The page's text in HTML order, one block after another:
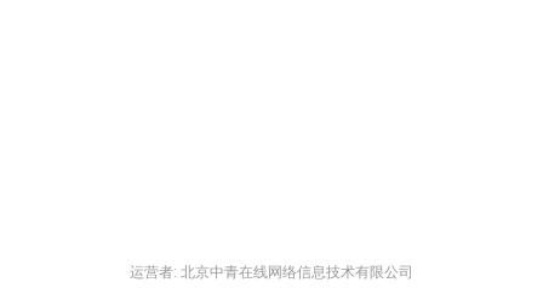
运营者: 北京中青在线网络信息技术有限公司